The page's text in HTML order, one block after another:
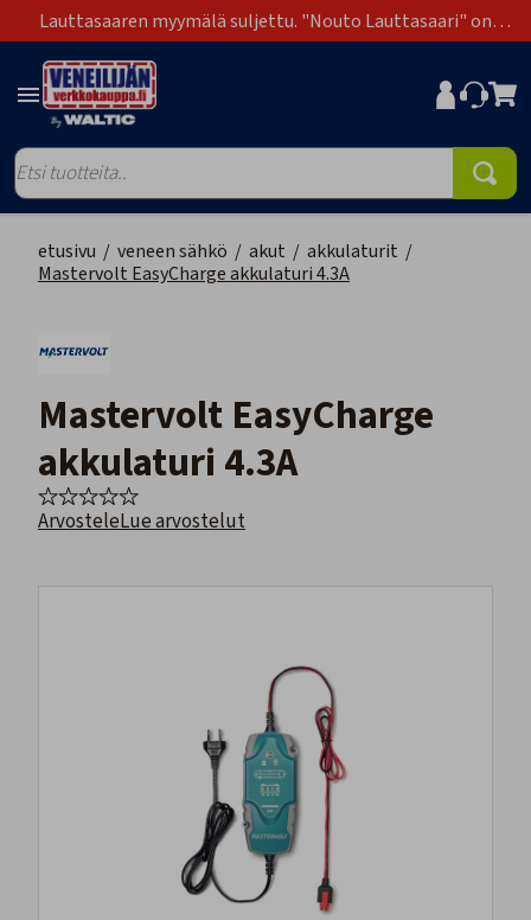
Lauttasaaren myymälä suljettu. "Nouto Lauttasaari" on
poistunut toimitustapavaihtoehdoista.
etusivu / veneen sähkö / akut / akkulaturit /
Mastervolt EasyCharge akkulaturi 4.3A
Mastervolt EasyCharge
akkulaturi 4.3A
ArvosteleLue arvostelut